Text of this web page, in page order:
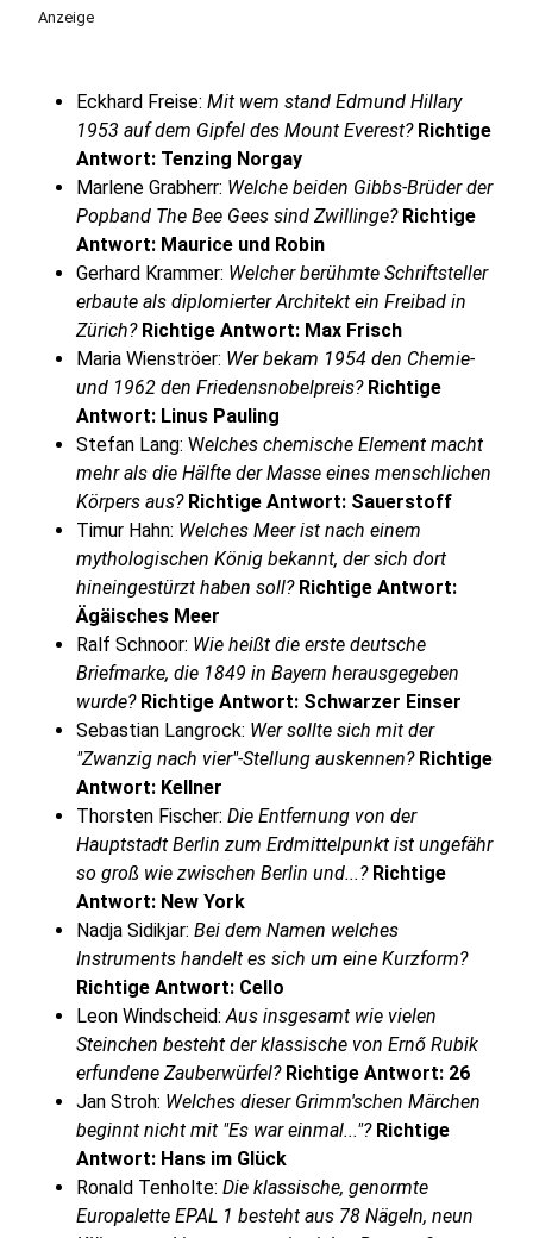
Anzeige
Eckhard Freise: Mit wem stand Edmund Hillary
1953 auf dem Gipfel des Mount Everest? Richtige
Antwort: Tenzing Norgay
Marlene Grabherr: Welche beiden Gibbs-Brüder der
Popband The Bee Gees sind Zwillinge? Richtige
Antwort: Maurice und Robin
Gerhard Krammer: Welcher berühmte Schriftsteller
erbaute als diplomierter Architekt ein Freibad in
Zürich? Richtige Antwort: Max Frisch
Maria Wienströer: Wer bekam 1954 den Chemie-
und 1962 den Friedensnobelpreis? Richtige
Antwort: Linus Pauling
Stefan Lang: Welches chemische Element macht
mehr als die Hälfte der Masse eines menschlichen
Körpers aus? Richtige Antwort: Sauerstoff
Timur Hahn: Welches Meer ist nach einem
mythologischen König bekannt, der sich dort
hineingestürzt haben soll? Richtige Antwort:
Ägäisches Meer
Ralf Schnoor: Wie heißt die erste deutsche
Briefmarke, die 1849 in Bayern herausgegeben
wurde? Richtige Antwort: Schwarzer Einser
Sebastian Langrock: Wer sollte sich mit der
"Zwanzig nach vier"-Stellung auskennen? Richtige
Antwort: Kellner
Thorsten Fischer: Die Entfernung von der
Hauptstadt Berlin zum Erdmittelpunkt ist ungefähr
so groß wie zwischen Berlin und...? Richtige
Antwort: New York
Nadja Sidikjar: Bei dem Namen welches
Instruments handelt es sich um eine Kurzform?
Richtige Antwort: Cello
Leon Windscheid:Aus insgesamt wie vielen
Steinchen besteht der klassische von Ernő Rubik
erfundene Zauberwürfel? Richtige Antwort: 26
Jan Stroh: Welches dieser Grimm'schen Märchen
beginnt nicht mit "Es war einmal..."? Richtige
Antwort: Hans im Glück
Ronald Tenholte: Die klassische, genormte
Europalette EPAL 1 besteht aus 78 Nägeln, neun